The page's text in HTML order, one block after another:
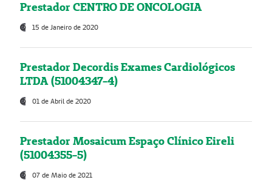
Prestador CENTRO DE ONCOLOGIA
15 de Janeiro de 2020
Prestador Decordis Exames Cardiológicos
LTDA (51004347-4)
01 de Abril de 2020
Prestador Mosaicum Espaço Clínico Eireli
(51004355-5)
07 de Maio de 2021